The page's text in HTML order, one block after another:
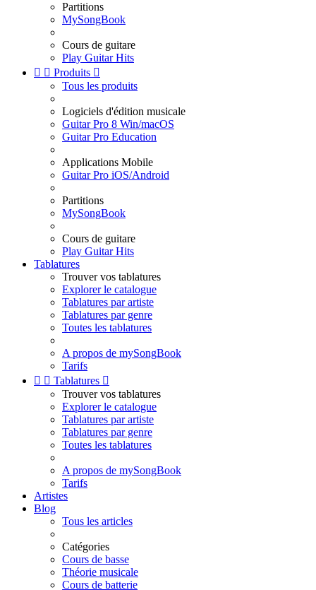
Partitions
MySongBook
Cours de guitare
Play Guitar Hits
  Produits 
Tous les produits
Logiciels d'édition musicale
Guitar Pro 8 Win/macOS
Guitar Pro Education
Applications Mobile
Guitar Pro iOS/Android
Partitions
MySongBook
Cours de guitare
Play Guitar Hits
Tablatures
Trouver vos tablatures
Explorer le catalogue
Tablatures par artiste
Tablatures par genre
Toutes les tablatures
A propos de mySongBook
Tarifs
  Tablatures 
Trouver vos tablatures
Explorer le catalogue
Tablatures par artiste
Tablatures par genre
Toutes les tablatures
A propos de mySongBook
Tarifs
Artistes
Blog
Tous les articles
Catégories
Cours de basse
Théorie musicale
Cours de batterie